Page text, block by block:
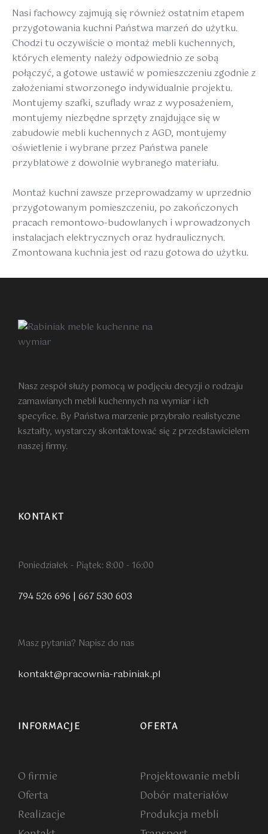
Nasi fachowcy zajmują się również ostatnim etapem
przygotowania kuchni Państwa marzeń do użytku.
Chodzi tu oczywiście o montaż mebli kuchennych,
których elementy należy odpowiednio ze sobą
połączyć, a gotowe ustawić w pomieszczeniu zgodnie z
założeniami stworzonego indywidualnie projektu.
Montujemy szafki, szuflady wraz z wyposażeniem,
montujemy niezbędne sprzęty znajdujące się w
zabudowie mebli kuchennych z AGD, montujemy
oświetlenie i wybrane przez Państwa panele
przyblatowe z dowolnie wybranego materiału.
Montaż kuchni zawsze przeprowadzamy w uprzednio
przygotowanym pomieszczeniu, po zakończonych
pracach remontowo-budowlanych i wprowadzonych
instalacjach elektrycznych oraz hydraulicznych.
Zmontowana kuchnia jest od razu gotowa do użytku.
Nasz zespół służy pomocą w podjęciu decyzji o rodzaju
zamawianych mebli kuchennych na wymiar i ich
specyfice. By Państwa marzenie przybrało realistyczne
kształty, wystarczy skontaktować się z przedstawicielem
naszej firmy.
KONTAKT
Poniedziałek - Piątek: 8:00 - 16:00
794 526 696 | 667 530 603
Masz pytania? Napisz do nas
kontakt@pracownia-rabiniak.pl
INFORMACJE
O firmie
Oferta
Realizacje
OFERTA
Projektowanie mebli
Dobór materiałów
Produkcja mebli